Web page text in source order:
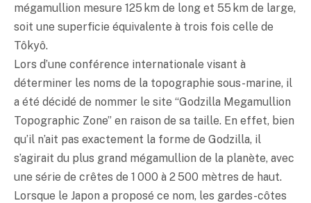
mégamullion mesure 125 km de long et 55 km de large,
soit une superficie équivalente à trois fois celle de
Tôkyô.
Lors d’une conférence internationale visant à
déterminer les noms de la topographie sous-marine, il
a été décidé de nommer le site “Godzilla Megamullion
Topographic Zone” en raison de sa taille. En effet, bien
qu’il n’ait pas exactement la forme de Godzilla, il
s’agirait du plus grand mégamullion de la planète, avec
une série de crêtes de 1 000 à 2 500 mètres de haut.
Lorsque le Japon a proposé ce nom, les gardes-côtes